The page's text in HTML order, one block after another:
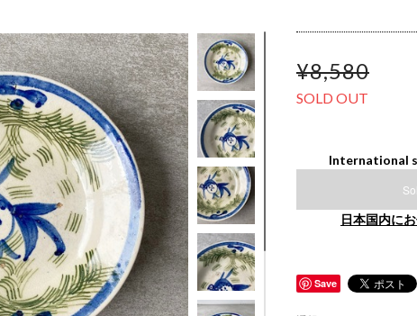
¥8,580
SOLD OUT
International
日本国内に
Save